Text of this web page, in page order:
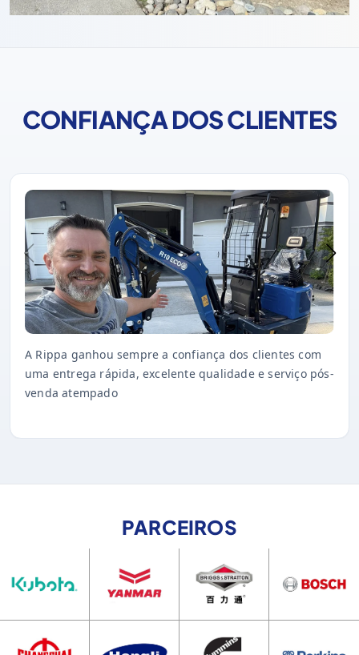
CONFIANÇA DOS CLIENTES
A Rippa ganhou sempre a confiança dos clientes com
uma entrega rápida, excelente qualidade e serviço pós-
venda atempado
PARCEIROS